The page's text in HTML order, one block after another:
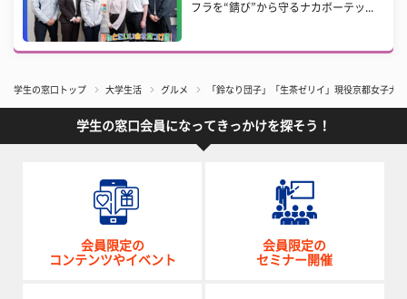
フラを“錆び”から守るナカボーテッ...
学生の窓口トップ 大学生活 グルメ 「鈴なり団子」「生茶ゼリイ」現役京都女子大
学生の窓口会員になってきっかけを探そう！
会員限定の
コンテンツやイベント
会員限定の
セミナー開催